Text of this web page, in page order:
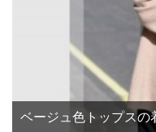
ベージュ色トップスの